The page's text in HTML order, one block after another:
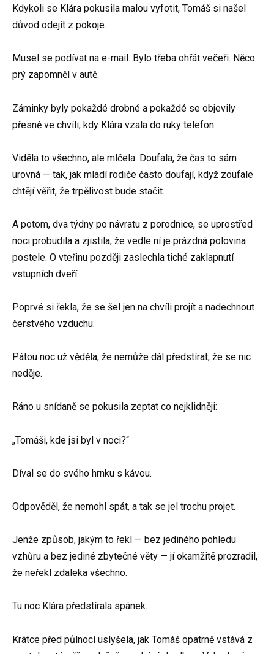
Kdykoli se Klára pokusila malou vyfotit, Tomáš si našel
důvod odejít z pokoje.
Musel se podívat na e-mail. Bylo třeba ohřát večeři. Něco
prý zapomněl v autě.
Záminky byly pokaždé drobné a pokaždé se objevily
přesně ve chvíli, kdy Klára vzala do ruky telefon.
Viděla to všechno, ale mlčela. Doufala, že čas to sám
urovná — tak, jak mladí rodiče často doufají, když zoufale
chtějí věřit, že trpělivost bude stačit.
A potom, dva týdny po návratu z porodnice, se uprostřed
noci probudila a zjistila, že vedle ní je prázdná polovina
postele. O vteřinu později zaslechla tiché zaklapnutí
vstupních dveří.
Poprvé si řekla, že se šel jen na chvíli projít a nadechnout
čerstvého vzduchu.
Pátou noc už věděla, že nemůže dál předstírat, že se nic
neděje.
Ráno u snídaně se pokusila zeptat co nejklidněji:
„Tomáši, kde jsi byl v noci?“
Díval se do svého hrnku s kávou.
Odpověděl, že nemohl spát, a tak se jel trochu projet.
Jenže způsob, jakým to řekl — bez jediného pohledu
vzhůru a bez jediné zbytečné věty — jí okamžitě prozradil,
že neřekl zdaleka všechno.
Tu noc Klára předstírala spánek.
Krátce před půlnocí uslyšela, jak Tomáš opatrně vstává z